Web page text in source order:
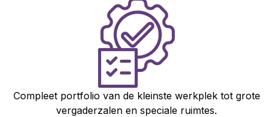
Compleet portfolio van de kleinste werkplek tot grote
vergaderzalen en speciale ruimtes.